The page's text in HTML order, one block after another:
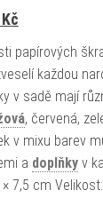
cena byla:
KčAktuální cena
papírových
každou
v sadě mají
, červená,
v mixu barev
a doplňkyv
7,5 cm Velikost: